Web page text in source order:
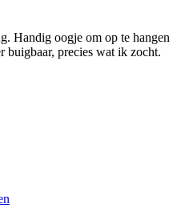
Handig oogje om op te hangen
buigbaar, precies wat ik zocht.